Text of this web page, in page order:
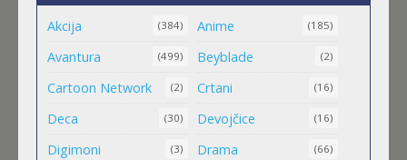
ORIENT
Feb 11 2023 |Gledaj »
MALI MEDA ČARLI
Akcija (384) Anime (185)
Avantura (499) Beyblade (2)
Cartoon Network (2) Crtani (16)
Deca (30) Devojčice (16)
Digimoni (3) Drama (66)